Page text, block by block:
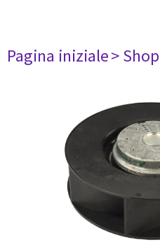
Pagina iniziale> Shop